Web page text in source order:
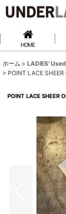
HOME
ホーム > LADIES'
> POINT LACE
POINT LACE SHEER